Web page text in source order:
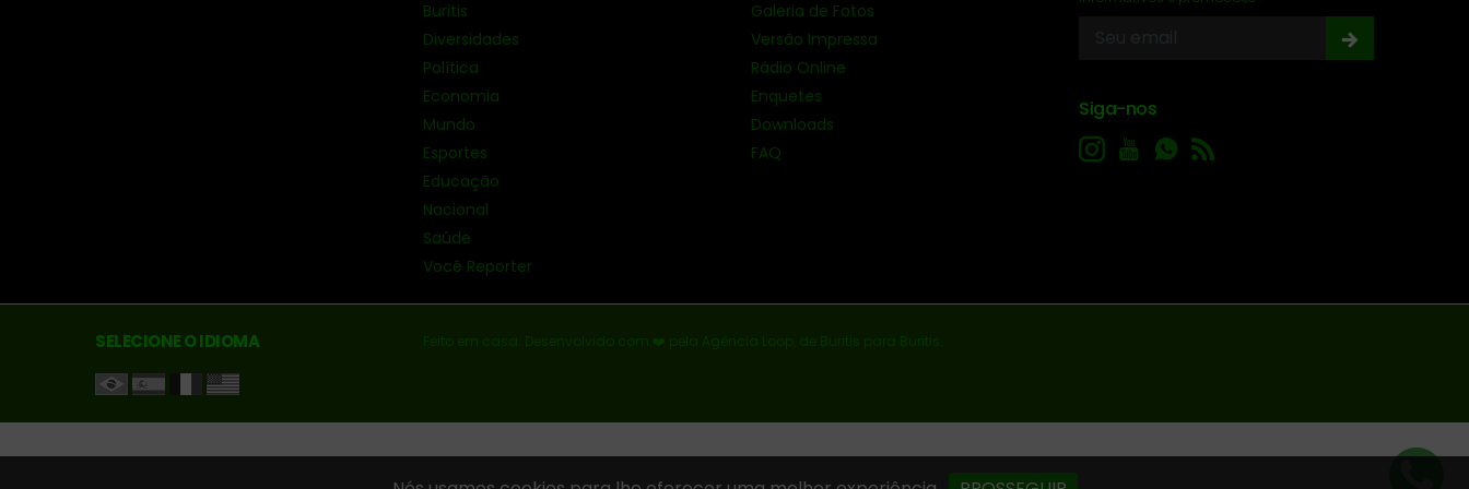
Buritis
Diversidades
Política
Economia
Mundo
Esportes
Educação
Nacional
Saúde
Você Reporter
Galeria de Fotos
Versão Impressa
Rádio Online
Enquetes
Downloads
FAQ
Siga-nos
SELECIONE O IDIOMA Feito em casa: Desenvolvido com ❤️ pela Agência Loop, de Buritis para Buritis.